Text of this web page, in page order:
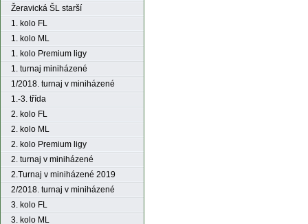
Žeravická ŠL starší
1. kolo FL
1. kolo ML
1. kolo Premium ligy
1. turnaj miniházené
1/2018. turnaj v miniházené
1.-3. třída
2. kolo FL
2. kolo ML
2. kolo Premium ligy
2. turnaj v miniházené
2.Turnaj v miniházené 2019
2/2018. turnaj v miniházené
3. kolo FL
3. kolo ML